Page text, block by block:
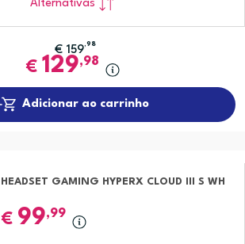
Alternativas
€ 159,98
€ 129,98
Adicionar ao carrinho
HEADSET GAMING HYPERX CLOUD III S WH
€ 99,99